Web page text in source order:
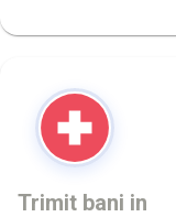
Trimit bani in